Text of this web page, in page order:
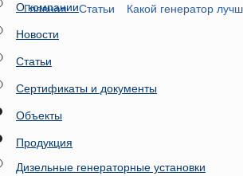
О компании
Новости
Статьи
Сертификаты и документы
Объекты
Продукция
Дизельные генераторные установки
Главная Статьи Какой генератор